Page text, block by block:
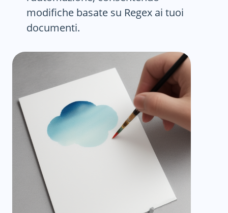
modifiche basate su Regex ai tuoi
documenti.